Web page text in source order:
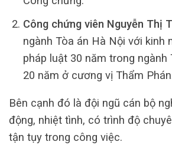
Công chứng viên Nguyễn Thị
ngành Tòa án Hà Nội với kinh
pháp luật 30 năm trong ngành
20 năm ở cương vị Thẩm
Bên cạnh đó là đội ngũ cán bộ
động, nhiệt tình, có trình độ
tận tụy trong công việc.